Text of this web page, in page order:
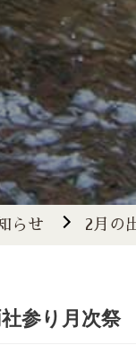
らせ 2月の
参り月次祭